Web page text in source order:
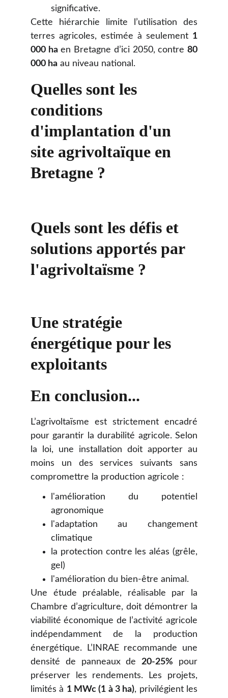
significative.
Cette hiérarchie limite l’utilisation des
terres agricoles, estimée à seulement 1
000 haen Bretagne d’ici 2050, contre 80
000 ha au niveau national.
Quelles sont les
conditions
d'implantation d'un
site agrivoltaïque en
Bretagne ?
L’agrivoltaïsme est strictement encadré
pour garantir la durabilité agricole. Selon
la loi, une installation doit apporter au
moins un des services suivants sans
compromettre la production agricole :
l'amélioration du potentiel
agronomique
l'adaptation au changement
climatique
la protection contre les aléas (grêle,
gel)
l'amélioration du bien-être animal.
Une étude préalable, réalisable par la
Chambre d’agriculture, doit démontrer la
viabilité économique de l’activité agricole
indépendamment de la production
énergétique. L’INRAE recommande une
densité de panneaux de20-25% pour
préserver les rendements. Les projets,
limités à 1 MWc (1 à 3 ha), privilégient les
Quels sont les défis et
solutions apportés par
l'agrivoltaïsme ?
Une stratégie
énergétique pour les
exploitants
En conclusion...